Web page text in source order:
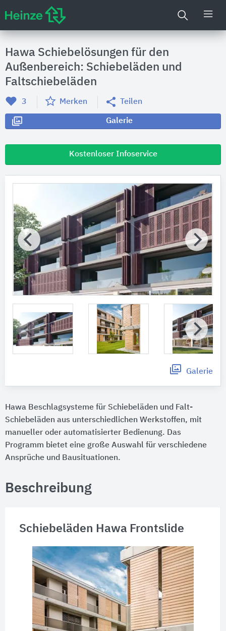
Hawa Schiebelösungen für den
Außenbereich: Schiebeläden und
Faltschiebeläden
3 Merken Teilen
Galerie
Kostenloser Infoservice
Galerie
Hawa Beschlagsysteme für Schiebeläden und Falt-
Schiebeläden aus unterschiedlichen Werkstoffen, mit
manueller oder automatisierter Bedienung. Das
Programm bietet eine große Auswahl für verschiedene
Ansprüche und Bausituationen.
Beschreibung
Schiebeläden Hawa Frontslide